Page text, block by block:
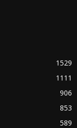
1529
1111
906
853
589